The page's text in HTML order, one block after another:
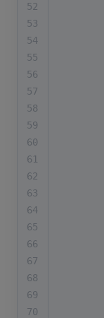
52
53
54
55
56
57
58
59
60
61
62
63
64
65
66
67
68
69
70